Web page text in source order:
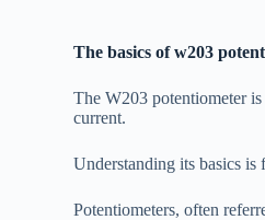
The basics of w203
The W203 potentiometer
current.
Understanding its basics
Potentiometers, often